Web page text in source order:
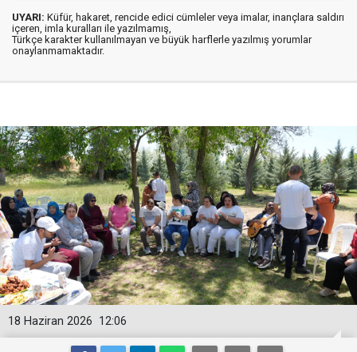
UYARI: Küfür, hakaret, rencide edici cümleler veya imalar, inançlara saldırı
içeren, imla kuralları ile yazılmamış,
Türkçe karakter kullanılmayan ve büyük harflerle yazılmış yorumlar
onaylanmamaktadır.
12:06
18 Haziran 2026